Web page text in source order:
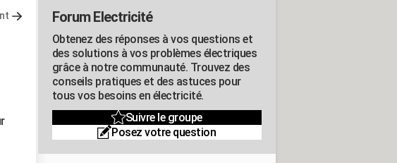
Forum Electricité
Obtenez des réponses à vos questions et
des solutions à vos problèmes électriques
grâce à notre communauté. Trouvez des
conseils pratiques et des astuces pour
tous vos besoins en électricité.
Suivre le groupe
Posez votre question